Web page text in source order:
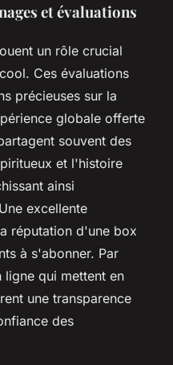
et évaluations
un rôle crucial
Ces évaluations
précieuses sur la
globale offerte
souvent des
et l'histoire
ainsi
excellente
réputation d'une box
à s'abonner. Par
ligne qui mettent en
une transparence
des